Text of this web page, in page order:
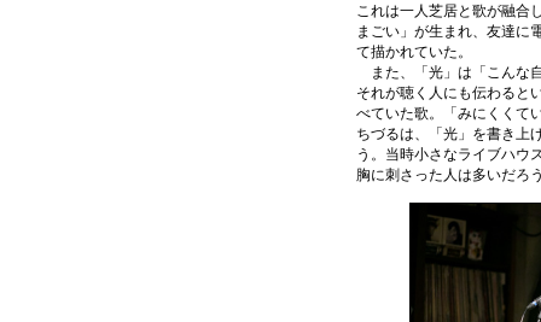
これは一人芝居と歌が融合
まごい」が生まれ、友達に
て描かれていた。
また、「光」は「こんな
それが聴く人にも伝わると
べていた歌。「みにくくて
ちづるは、「光」を書き上
う。当時小さなライブハウ
胸に刺さった人は多いだろ